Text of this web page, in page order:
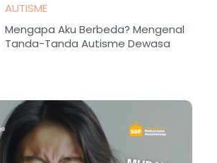
AUTISME
Mengapa Aku Berbeda? Mengenal
Tanda-Tanda Autisme Dewasa